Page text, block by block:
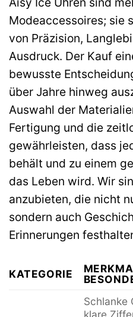
Modeaccessoires; sie
von Präzision,
Ausdruck. Der Kauf
bewusste
über Jahre hinweg
Auswahl der
Fertigung und die
gewährleisten, dass
behält und zu einem
das Leben wird. Wir
anzubieten, die nicht
sondern auch
Erinnerungen
KATEGORIE
Schlanke
klare